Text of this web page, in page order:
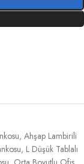
, Ahşap Lambirili
, L Düşük Tablalı